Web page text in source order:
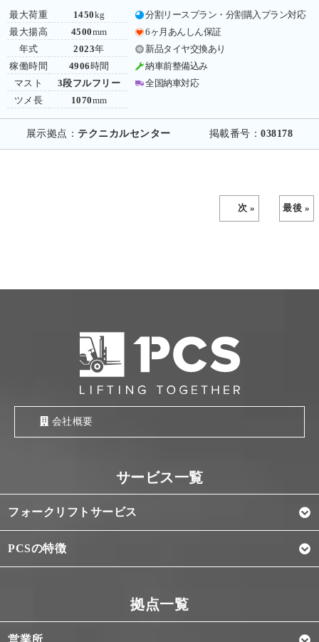
最大荷重
最大揚高
年式
稼働時間
マスト
ツメ長
1450kg
4500mm
2023年
4906 時間
3段フルフリー
1070mm
分割リースプラン・分割購入プラン対応
6ヶ月あんしん保証
新品タイヤ交換あり
納車前整備込み
全国納車対応
展示拠点： テクニカルセンター 掲載番号：038178
次 » 最後 »
会社概要
フォークリフトサービス
PCSの特徴
営業所